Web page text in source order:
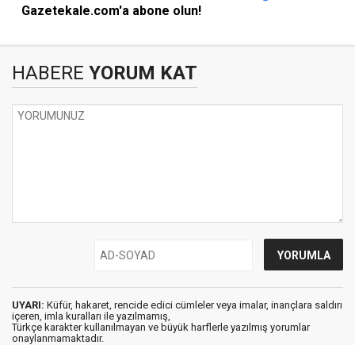
Gazetekale.com'a abone olun!
HABERE YORUM KAT
UYARI: Küfür, hakaret, rencide edici cümleler veya imalar, inançlara saldırı
içeren, imla kuralları ile yazılmamış,
Türkçe karakter kullanılmayan ve büyük harflerle yazılmış yorumlar
onaylanmamaktadır.